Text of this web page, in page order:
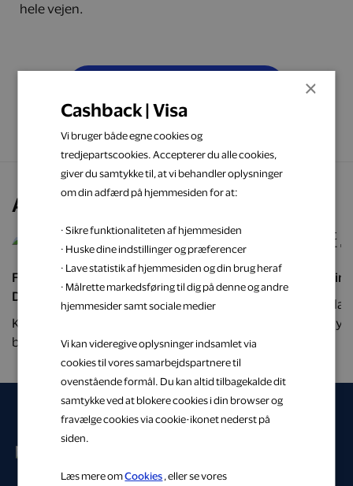
hele vejen.
Andre kigger også på
Få fremtidssikret varme som du vil ha' den med
DCC Energi
Kunne du tænke dig at opvarme din bolig mere
bæredygtigt? Så er en varmepumpe fra DCC
Energi en sikker løsning, som tager hensyn til lige
præcis dine behov, din bolig og dit budget.
ML
×
Cashback | Visa
Vi bruger både egne cookies og
tredjepartscookies. Accepterer du alle cookies,
giver du samtykke til, at vi behandler oplysninger
om din adfærd på hjemmesiden for at:
· Sikre funktionaliteten af hjemmesiden
· Huske dine indstillinger og præferencer
· Lave statistik af hjemmesiden og din brug heraf
· Målrette markedsføring til dig på denne og andre
hjemmesider samt sociale medier
Vi kan videregive oplysninger indsamlet via
cookies til vores samarbejdspartnere til
ovenstående formål. Du kan altid tilbagekalde dit
samtykke ved at blokere cookies i din browser og
fravælge cookies via cookie-ikonet nederst på
siden.
Læs mere omCookies , eller se vores